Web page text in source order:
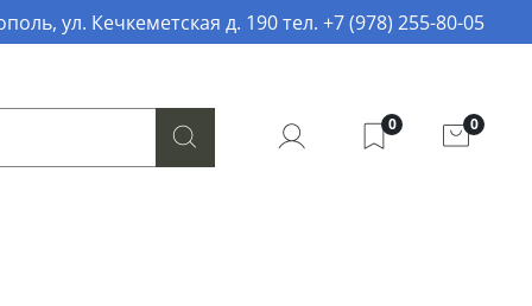
ул. Кечкеметская д. 190 тел. +7 (978) 255-80-05
0 0